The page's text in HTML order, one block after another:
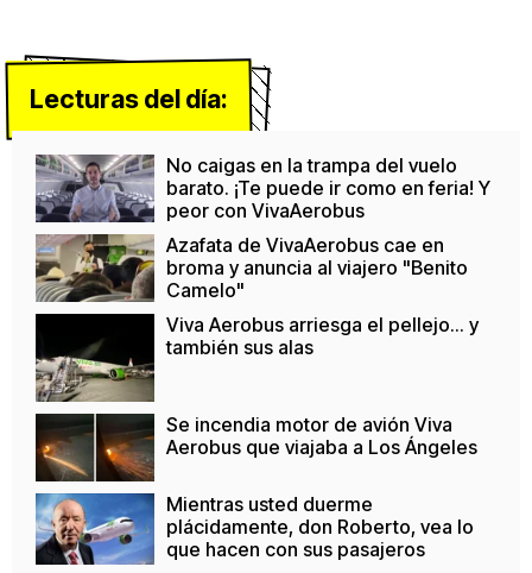
Lecturas del día:
No caigas en la trampa del vuelo
barato. ¡Te puede ir como en feria! Y
peor con VivaAerobus
Azafata de VivaAerobus cae en
broma y anuncia al viajero "Benito
Camelo"
Viva Aerobus arriesga el pellejo... y
también sus alas
Se incendia motor de avión Viva
Aerobus que viajaba a Los Ángeles
Mientras usted duerme
plácidamente, don Roberto, vea lo
que hacen con sus pasajeros